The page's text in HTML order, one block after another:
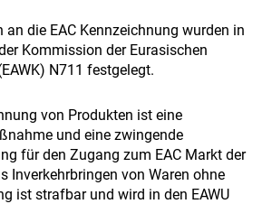
an die EAC Kennzeichnung wurden in
Kommission der Eurasischen
N711 festgelegt.
von Produkten ist eine
und eine zwingende
für den Zugang zum EAC Markt der
Inverkehrbringen von Waren ohne
ist strafbar und wird in den EAWU